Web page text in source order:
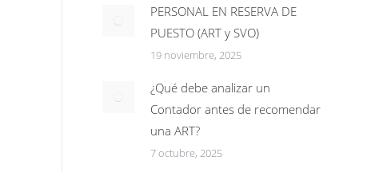
PERSONAL EN RESERVA DE
PUESTO (ART y SVO)
19 noviembre, 2025
¿Qué debe analizar un
Contador antes de recomendar
una ART?
7 octubre, 2025